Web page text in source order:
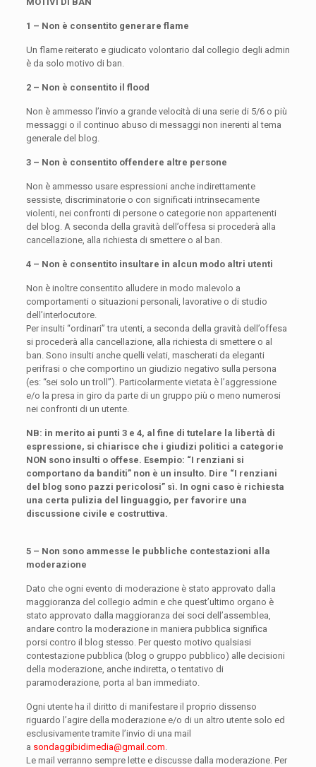
1 – Non è consentito generare flame
Un flame reiterato e giudicato volontario dal collegio degli admin
è da solo motivo di ban.
2 – Non è consentito il flood
Non è ammesso l’invio a grande velocità di una serie di 5/6 o più
messaggi o il continuo abuso di messaggi non inerenti al tema
generale del blog.
3 – Non è consentito offendere altre persone
Non è ammesso usare espressioni anche indirettamente
sessiste, discriminatorie o con significati intrinsecamente
violenti, nei confronti di persone o categorie non appartenenti
del blog. A seconda della gravità dell’offesa si procederà alla
cancellazione, alla richiesta di smettere o al ban.
4 – Non è consentito insultare in alcun modo altri utenti
Non è inoltre consentito alludere in modo malevolo a
comportamenti o situazioni personali, lavorative o di studio
dell’interlocutore.
Per insulti “ordinari” tra utenti, a seconda della gravità dell’offesa
si procederà alla cancellazione, alla richiesta di smettere o al
ban. Sono insulti anche quelli velati, mascherati da eleganti
perifrasi o che comportino un giudizio negativo sulla persona
(es: “sei solo un troll”). Particolarmente vietata è l’aggressione
e/o la presa in giro da parte di un gruppo più o meno numerosi
nei confronti di un utente.
NB: in merito ai punti 3 e 4, al fine di tutelare la libertà di
espressione, si chiarisce che i giudizi politici a categorie
NON sono insulti o offese. Esempio: “I renziani si
comportano da banditi” non è un insulto. Dire “I renziani
del blog sono pazzi pericolosi” sì. In ogni caso è richiesta
una certa pulizia del linguaggio, per favorire una
discussione civile e costruttiva.
5 – Non sono ammesse le pubbliche contestazioni alla
moderazione
Dato che ogni evento di moderazione è stato approvato dalla
maggioranza del collegio admin e che quest’ultimo organo è
stato approvato dalla maggioranza dei soci dell’assemblea,
andare contro la moderazione in maniera pubblica significa
porsi contro il blog stesso. Per questo motivo qualsiasi
contestazione pubblica (blog o gruppo pubblico) alle decisioni
della moderazione, anche indiretta, o tentativo di
paramoderazione, porta al ban immediato.
Ogni utente ha il diritto di manifestare il proprio dissenso
riguardo l’agire della moderazione e/o di un altro utente solo ed
esclusivamente tramite l’invio di una mail
a sondaggibidimedia@gmail.com.
Le mail verranno sempre lette e discusse dalla moderazione. Per